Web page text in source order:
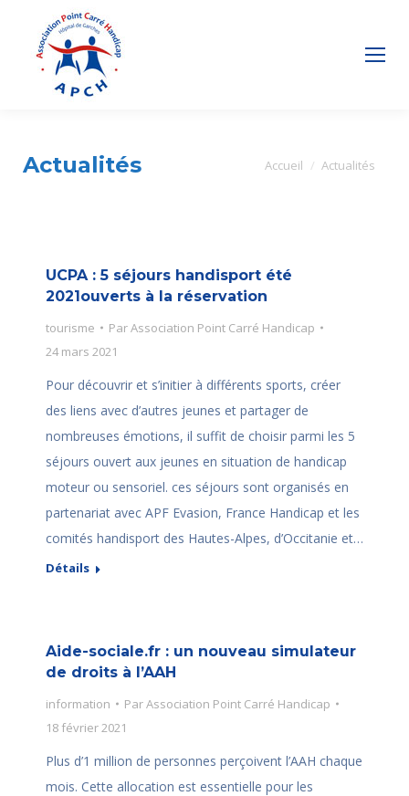
Actualités Vous êtes ici :
Accueil Actualités
UCPA : 5 séjours handisport été
2021ouverts à la réservation
tourisme ParAssociation Point Carré Handicap
24 mars 2021
Pour découvrir et s’initier à différents sports, créer
des liens avec d’autres jeunes et partager de
nombreuses émotions, il suffit de choisir parmi les 5
séjours ouvert aux jeunes en situation de handicap
moteur ou sensoriel. ces séjours sont organisés en
partenariat avec APF Evasion, France Handicap et les
comités handisport des Hautes-Alpes, d’Occitanie et…
Détails
Aide-sociale.fr : un nouveau simulateur
de droits à l’AAH
information ParAssociation Point Carré Handicap
18 février 2021
Plus d’1 million de personnes perçoivent l’AAH chaque
mois. Cette allocation est essentielle pour les